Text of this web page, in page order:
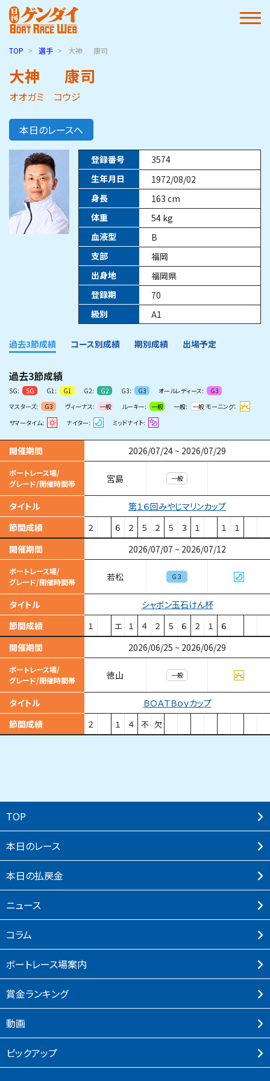
TOP 選手 大神 康司
大神 康司
オオガミ コウジ
本日のレースへ
登録番号
3574
生年月日
1972/08/02
身長
163 cm
体重
54 kg
血液型
B
支部
福岡
出身地
福岡県
登録期
70
級別
A1
過去3節成績 コース別成績 期別成績 出場予定
過去3節成績
SG: SG G1: G1 G2: G2 G3: G3 オールレディース:
G3
マスターズ:
G3 ヴィーナス: 一般 ルーキー: 一般 一般: 一般 モーニング：
サマータイム:
ナイター: ミッドナイト:
開催期間 2026/07/24~ 2026/07/29
ボートレース場/
グレード/開催時間帯
宮島 一般
タイトル
第１６回みやじマリンカップ
節間成績
２ ６ ２ ５ ２ ５ ３ １ １ １
開催期間 2026/07/07 ~ 2026/07/12
ボートレース場/
グレード/開催時間帯
若松 Ｇ３
タイトル
シャボン玉石けん杯
節間成績
１ エ １ ４ ２ ５ ６ ２ １ ６
開催期間 2026/06/25 ~ 2026/06/29
ボートレース場/
グレード/開催時間帯
徳山 一般
タイトル
ＢＯＡＴＢｏｙカップ
節間成績
２ １ ４ 不 欠
TOP
本⽇のレース
本⽇の払戻⾦
ニュース
コラム
ボートレース場案内
賞⾦ランキング
動画
ピックアップ